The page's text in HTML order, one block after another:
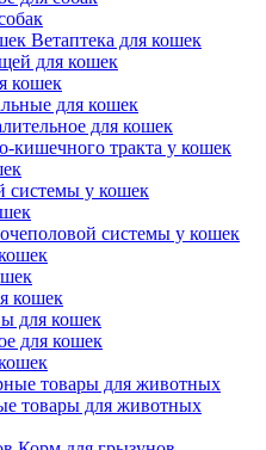
Ветаптека для кошек
для кошек
кошек
для кошек
для кошек
кишечного тракта у кошек
системы у кошек
системы у кошек
кошек
для кошек
для кошек
товары для животных